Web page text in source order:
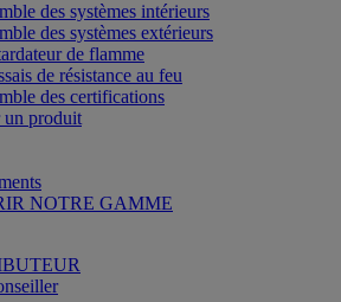
des systèmes intérieurs
des systèmes extérieurs
de flamme
de résistance au feu
des certifications
un produit
NOTRE GAMME